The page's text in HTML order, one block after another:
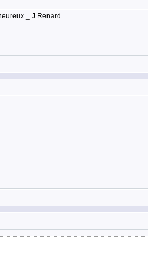
_ J.Renard